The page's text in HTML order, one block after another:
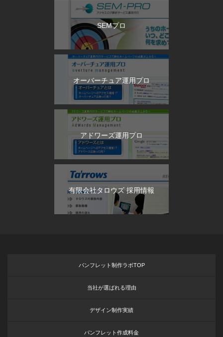
SEMプロ
オーバーチュア運用プロ
アドワーズ運用プロ
有限会社タロウズ 採用情報
パンフレット制作ラボTOP
当社が選ばれる理由
デザイン制作実績
パンフレット作成料金